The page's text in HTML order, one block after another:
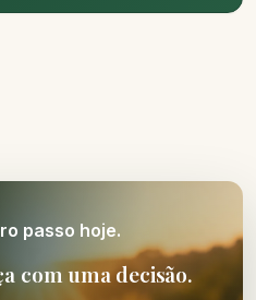
passo hoje.
com uma decisão.